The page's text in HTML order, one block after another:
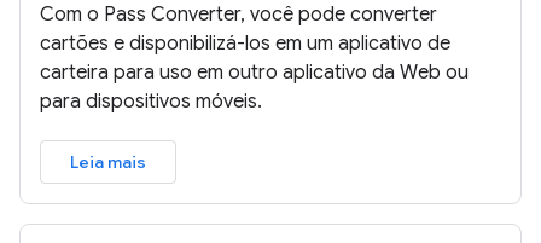
Com o Pass Converter, você pode converter
cartões e disponibilizá-los em um aplicativo de
carteira para uso em outro aplicativo da Web ou
para dispositivos móveis.
Leia mais